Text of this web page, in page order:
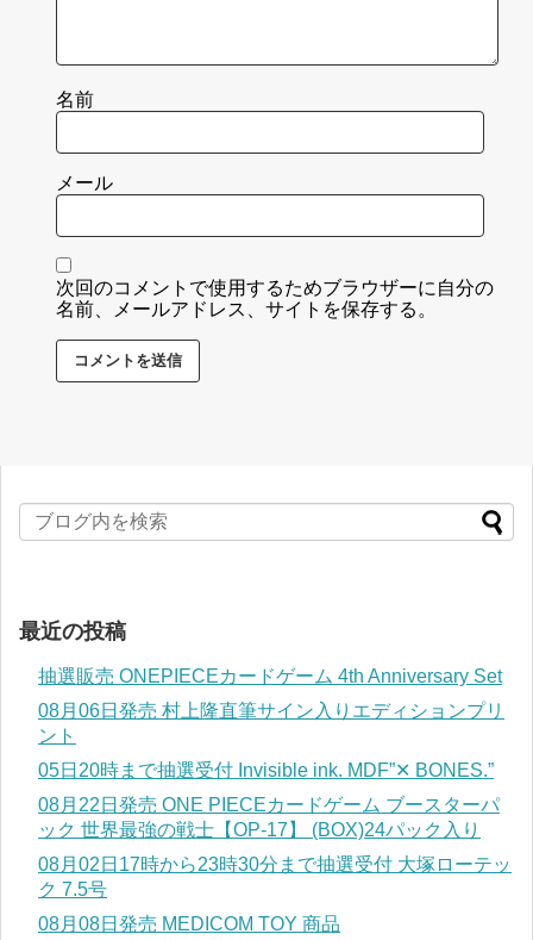
名前
メール
次回のコメントで使用するためブラウザーに自分の
名前、メールアドレス、サイトを保存する。
最近の投稿
抽選販売 ONEPIECEカードゲーム 4th Anniversary Set
08月06日発売 村上隆直筆サイン入りエディションプリ
ント
05日20時まで抽選受付 Invisible ink. MDF”✕ BONES.”
08月22日発売 ONE PIECEカードゲーム ブースターパ
ック 世界最強の戦士【OP-17】 (BOX)24パック入り
08月02日17時から23時30分まで抽選受付 大塚ローテッ
ク 7.5号
08月08日発売 MEDICOM TOY 商品